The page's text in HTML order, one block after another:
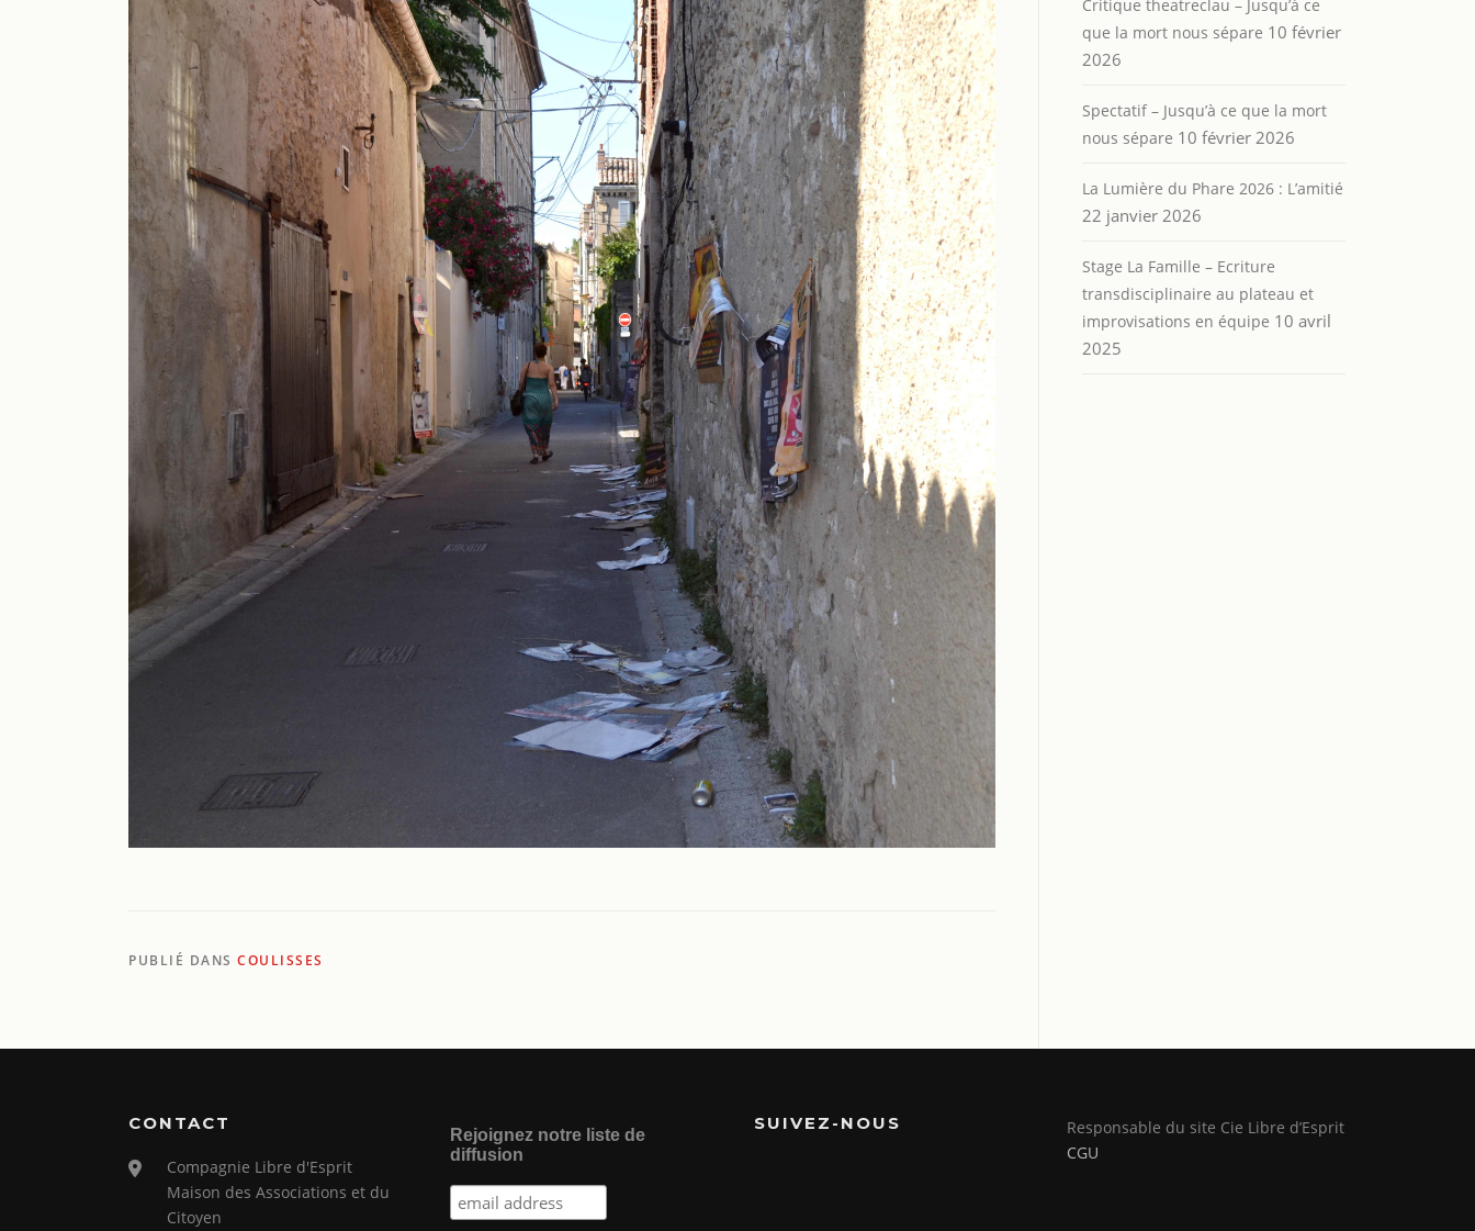
PUBLIÉ DANS COULISSES
Critique theatreclau – Jusqu’à ce
que la mort nous sépare 10 février
2026
Spectatif – Jusqu’à ce que la mort
nous sépare 10 février 2026
La Lumière du Phare 2026 : L’amitié
22 janvier 2026
Stage La Famille – Ecriture
transdisciplinaire au plateau et
improvisations en équipe 10 avril
2025
CONTACT
Compagnie Libre d'Esprit
Maison des Associations et du
Citoyen
Rejoignez notre liste de
diffusion
SUIVEZ-NOUS
Responsable du site Cie Libre d’Esprit
CGU